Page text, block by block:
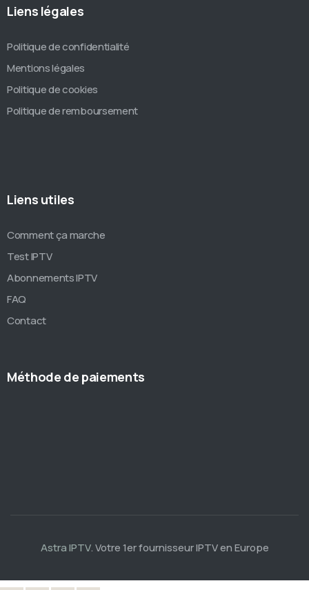
Liens légales
Politique de confidentialité
Mentions légales
Politique de cookies
Politique de remboursement
Liens utiles
Comment ça marche
Test IPTV
Abonnements IPTV
FAQ
Contact
Méthode de paiements
Astra IPTV. Votre 1er fournisseur IPTV en Europe